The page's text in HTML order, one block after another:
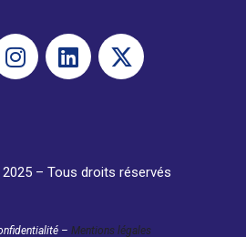
2025 – Tous droits réservés
– Mentions légales